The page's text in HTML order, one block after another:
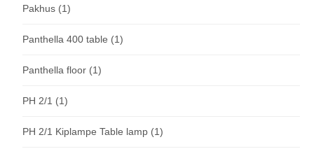
Pakhus (1)
Panthella 400 table (1)
Panthella floor (1)
PH 2/1 (1)
PH 2/1 Kiplampe Table lamp (1)